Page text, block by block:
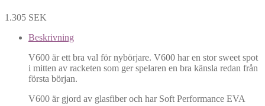
1.305 SEK
Beskrivning
V600 är ett bra val för nybörjare. V600 har en stor sweet spot
i mitten av racketen som ger spelaren en bra känsla redan från
första början.
V600 är gjord av glasfiber och har Soft Performance EVA